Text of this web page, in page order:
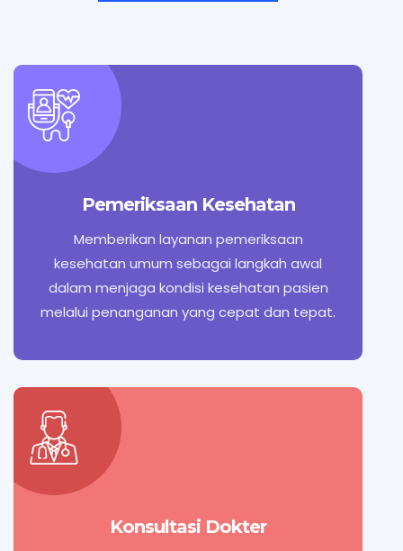
Pemeriksaan Kesehatan
Memberikan layanan pemeriksaan
kesehatan umum sebagai langkah awal
dalam menjaga kondisi kesehatan pasien
melalui penanganan yang cepat dan tepat.
Konsultasi Dokter